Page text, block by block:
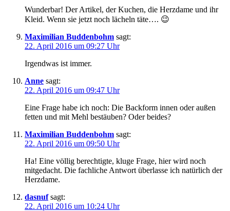
Wunderbar! Der Artikel, der Kuchen, die Herzdame und ihr
Kleid. Wenn sie jetzt noch lächeln täte…. 😉
Maximilian Buddenbohm sagt:
22. April 2016 um 09:27 Uhr
Irgendwas ist immer.
Anne sagt:
22. April 2016 um 09:47 Uhr
Eine Frage habe ich noch: Die Backform innen oder außen
fetten und mit Mehl bestäuben? Oder beides?
Maximilian Buddenbohm sagt:
22. April 2016 um 09:50 Uhr
Ha! Eine völlig berechtigte, kluge Frage, hier wird noch
mitgedacht. Die fachliche Antwort überlasse ich natürlich der
Herzdame.
dasnuf sagt:
22. April 2016 um 10:24 Uhr